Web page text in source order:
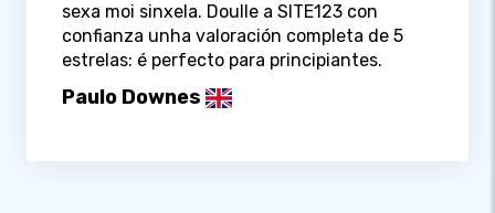
sexa moi sinxela. Doulle a SITE123 con
confianza unha valoración completa de 5
estrelas: é perfecto para principiantes.
Paulo Downes